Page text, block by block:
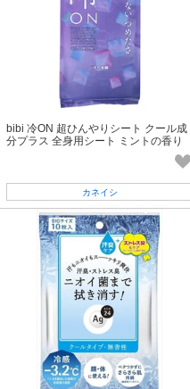
bibi 冷ON 超ひんやりシート クール成
分プラス 全身用シート ミントの香り
カネイシ